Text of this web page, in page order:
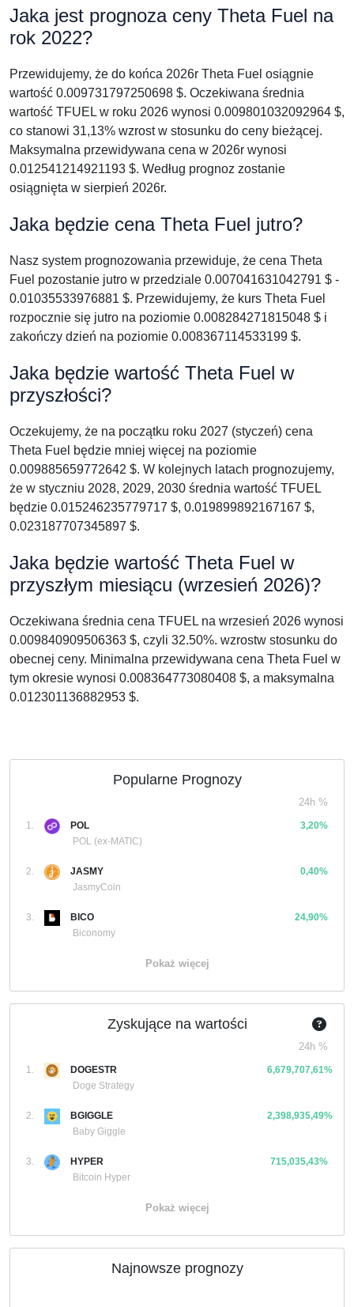
Jaka jest prognoza ceny Theta Fuel na
rok 2022?
Przewidujemy, że do końca 2026r Theta Fuel osiągnie
wartość 0.009731797250698 $. Oczekiwana średnia
wartość TFUEL w roku 2026 wynosi 0.009801032092964 $,
co stanowi 31,13% wzrost w stosunku do ceny bieżącej.
Maksymalna przewidywana cena w 2026r wynosi
0.012541214921193 $. Według prognoz zostanie
osiągnięta w sierpień 2026r.
Jaka będzie cena Theta Fuel jutro?
Nasz system prognozowania przewiduje, że cena Theta
Fuel pozostanie jutro w przedziale 0.007041631042791 $ -
0.01035533976881 $. Przewidujemy, że kurs Theta Fuel
rozpocznie się jutro na poziomie 0.008284271815048 $ i
zakończy dzień na poziomie 0.008367114533199 $.
Jaka będzie wartość Theta Fuel w
przyszłości?
Oczekujemy, że na początku roku 2027 (styczeń) cena
Theta Fuel będzie mniej więcej na poziomie
0.009885659772642 $. W kolejnych latach prognozujemy,
że w styczniu 2028, 2029, 2030 średnia wartość TFUEL
będzie 0.015246235779717 $, 0.019899892167167 $,
0.023187707345897 $.
Jaka będzie wartość Theta Fuel w
przyszłym miesiącu (wrzesień 2026)?
Oczekiwana średnia cena TFUEL na wrzesień 2026 wynosi
0.009840909506363 $, czyli 32.50%. wzrostw stosunku do
obecnej ceny. Minimalna przewidywana cena Theta Fuel w
tym okresie wynosi 0.008364773080408 $, a maksymalna
0.012301136882953 $.
Popularne Prognozy
24h %
1.
POL
POL (ex-MATIC)
3,20%
2.
JASMY
JasmyCoin
0,40%
3.
BICO
Biconomy
24,90%
Pokaż więcej
Zyskujące na wartości
24h %
1.
DOGESTR
Doge Strategy
6,679,707,61%
2.
BGIGGLE
Baby Giggle
2,398,935,49%
3.
HYPER
Bitcoin Hyper
715,035,43%
Pokaż więcej
Najnowsze prognozy